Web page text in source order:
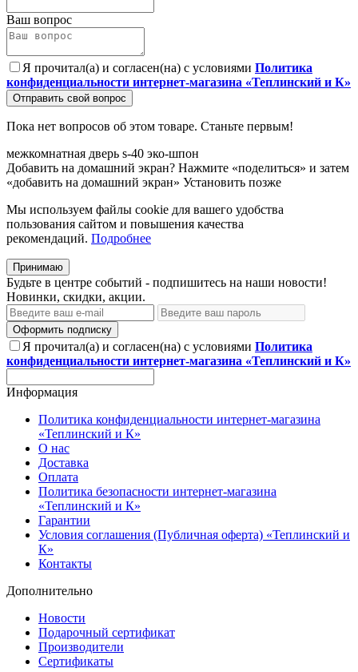
Ваш вопрос
Я прочитал(а) и согласен(на) с условиями Политика
конфиденциальности интернет-магазина «Теплинский и К»
Отправить свой вопрос
Пока нет вопросов об этом товаре. Станьте первым!
межкомнатная дверь s-40 эко-шпон
Добавить на домашний экран? Нажмите «поделиться» и затем
«добавить на домашний экран» Установить позже
Мы используем файлы cookie для вашего удобства
пользования сайтом и повышения качества
рекомендаций. Подробнее
Принимаю
Будьте в центре событий - подпишитесь на наши новости!
Новинки, скидки, акции.
Оформить подписку
Я прочитал(а) и согласен(на) с условиями Политика
конфиденциальности интернет-магазина «Теплинский и К»
Информация
Политика конфиденциальности интернет-магазина
«Теплинский и К»
О нас
Доставка
Оплата
Политика безопасности интернет-магазина
«Теплинский и К»
Гарантии
Условия соглашения (Публичная оферта) «Теплинский и
К»
Контакты
Дополнительно
Новости
Подарочный сертификат
Производители
Сертификаты